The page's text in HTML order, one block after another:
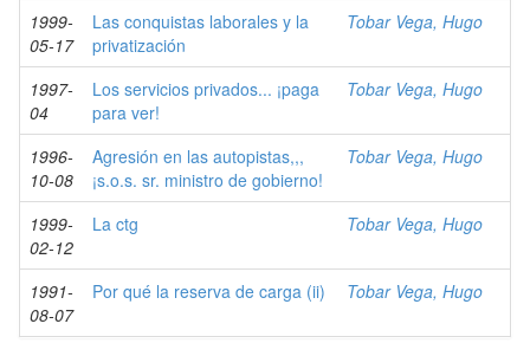
1999-
05-17
Las conquistas laborales y la
privatización
Tobar Vega, Hugo
1997-
04
Los servicios privados... ¡paga
para ver!
Tobar Vega, Hugo
1996-
10-08
Agresión en las autopistas,,,
¡s.o.s. sr. ministro de gobierno!
Tobar Vega, Hugo
1999-
02-12
La ctg Tobar Vega, Hugo
1991-
08-07
Por qué la reserva de carga (ii) Tobar Vega, Hugo